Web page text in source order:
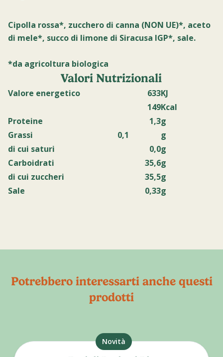
Cipolla rossa*, zucchero di canna (NON UE)*, aceto
di mele*, succo di limone di Siracusa IGP*, sale.
*da agricoltura biologica
Valori Nutrizionali
Valore energetico 633KJ
149Kcal
Proteine
1,3g
Grassi
0,1
g
di cui saturi
0,0g
Carboidrati
35,6g
di cui zuccheri
35,5g
Sale
0,33g
Potrebbero interessarti anche questi
prodotti
Novità